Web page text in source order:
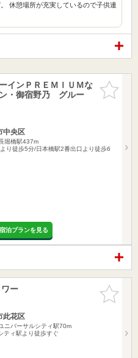
休憩場所が充実しているので子供連
お気に入
りに追加
ンＰＲＥＭＩＵＭな
・御宿野乃 グルー
中央区
堀橋駅437m
り徒歩5分/日本橋駅2番出口より徒歩6
泊プランを見る
お気に入
りに追加
ー
此花区
ニバーサルシティ駅70m
ティ駅より徒歩すぐ